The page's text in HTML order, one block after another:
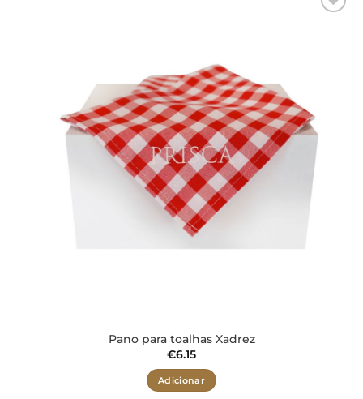
Pano para toalhas Xadrez
€6.15
Adicionar